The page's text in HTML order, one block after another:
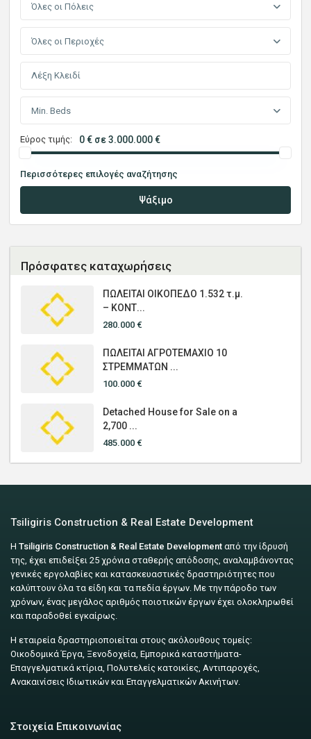
Όλες οι Πόλεις
Όλες οι Περιοχές
Min. Beds
Εύρος τιμής: 0 € σε 3.000.000 €
Περισσότερες επιλογές αναζήτησης
Ψάξιμο
Πρόσφατες καταχωρήσεις
ΠΩΛΕΙΤΑΙ ΟΙΚΟΠΕΔΟ 1.532 τ.μ.
– ΚΟΝΤ...
280.000 €
ΠΩΛΕΙΤΑΙ ΑΓΡΟΤΕΜΑΧΙΟ 10
ΣΤΡΕΜΜΑΤΩΝ ...
100.000 €
Detached House for Sale on a
2,700 ...
485.000 €
Tsiligiris Construction & Real Estate Development
ΗTsiligiris Construction & Real Estate Development από την ίδρυσή
της, έχει επιδείξει 25 χρόνια σταθερής απόδοσης, αναλαμβάνοντας
γενικές εργολαβίες και κατασκευαστικές δραστηριότητες που
καλύπτουν όλα τα είδη και τα πεδία έργων. Με την πάροδο των
χρόνων, ένας μεγάλος αριθμός ποιοτικών έργων έχει ολοκληρωθεί
και παραδοθεί εγκαίρως.
Η εταιρεία δραστηριοποιείται στους ακόλουθους τομείς:
Οικοδομικά Έργα, Ξενοδοχεία, Εμπορικά καταστήματα-
Επαγγελματικά κτίρια, Πολυτελείς κατοικίες, Αντιπαροχές,
Ανακαινίσεις Ιδιωτικών και Επαγγελματικών Ακινήτων.
Στοιχεία Επικοινωνίας